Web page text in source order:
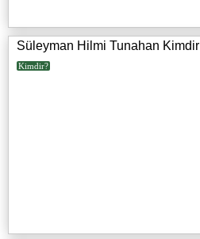
Süleyman Hilmi Tunahan Kimdir
Kimdir?